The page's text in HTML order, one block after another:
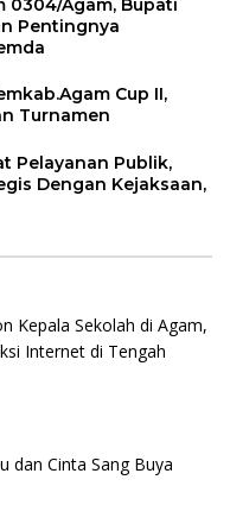
0304/Agam, Bupati
Pentingnya
Cup II,
Turnamen
Pelayanan Publik,
Dengan Kejaksaan,
Kepala Sekolah di Agam,
Internet di Tengah
dan Cinta Sang Buya